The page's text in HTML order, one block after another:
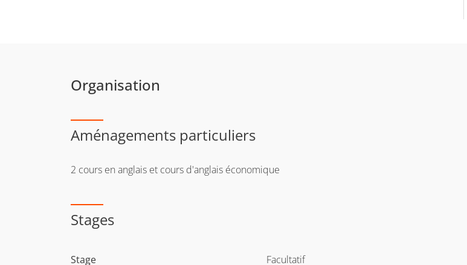
Organisation
Aménagements particuliers
2 cours en anglais et cours d'anglais économique
Stages
Stage Facultatif